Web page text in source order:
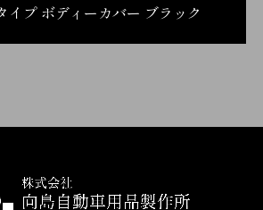
イプ ボディーカバー ブラック